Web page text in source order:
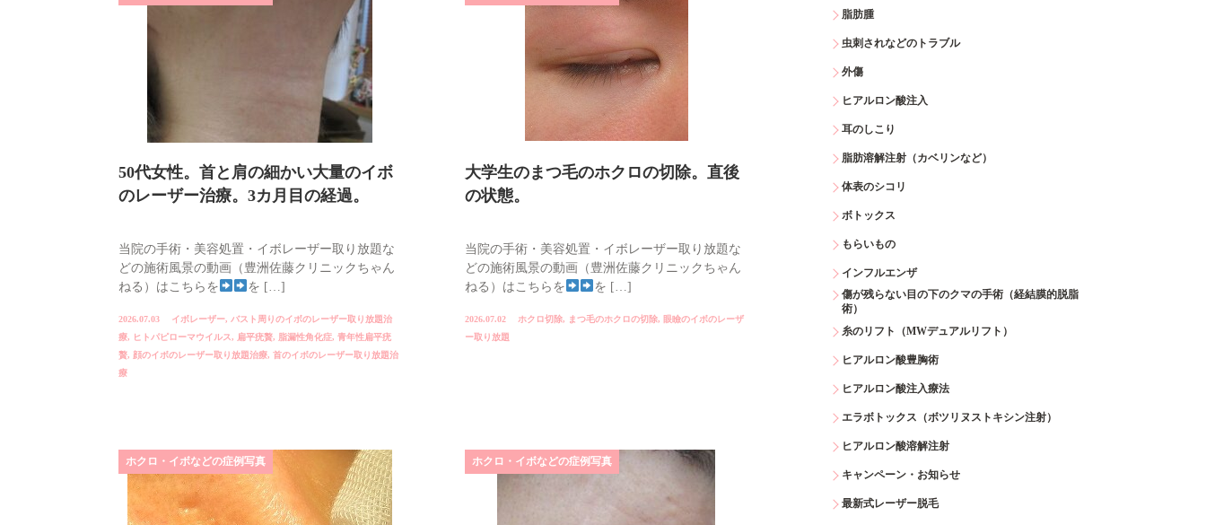
50代女性。首と肩の細かい大量のイボ
のレーザー治療。3カ月目の経過。
当院の手術・美容処置・イボレーザー取り放題な
どの施術風景の動画（豊洲佐藤クリニックちゃん
ねる）はこちらを
を […]
2026.07.03 イボレーザー, バスト周りのイボのレーザー取り放題治
療, ヒトパピローマウイルス, 扁平疣贅, 脂漏性角化症, 青年性扁平疣
贅, 顔のイボのレーザー取り放題治療, 首のイボのレーザー取り放題治
療
大学生のまつ毛のホクロの切除。直後
の状態。
当院の手術・美容処置・イボレーザー取り放題な
どの施術風景の動画（豊洲佐藤クリニックちゃん
ねる）はこちらを
を […]
2026.07.02 ホクロ切除, まつ毛のホクロの切除, 眼瞼のイボのレーザ
ー取り放題
ホクロ・イボなどの症例写真 ホクロ・イボなどの症例写真
脂肪腫
虫刺されなどのトラブル
外傷
ヒアルロン酸注入
耳のしこり
脂肪溶解注射（カベリンなど）
体表のシコリ
ボトックス
もらいもの
インフルエンザ
傷が残らない目の下のクマの手術（経結膜的脱脂
術）
糸のリフト（MWデュアルリフト）
ヒアルロン酸豊胸術
ヒアルロン酸注入療法
エラボトックス（ボツリヌストキシン注射）
ヒアルロン酸溶解注射
キャンペーン・お知らせ
最新式レーザー脱毛